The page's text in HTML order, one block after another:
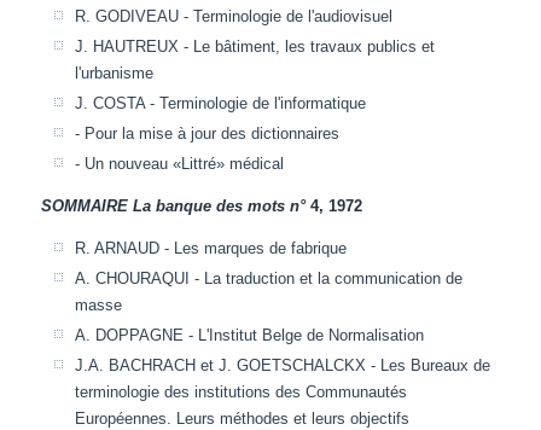
R. GODIVEAU - Terminologie de l'audiovisuel
J. HAUTREUX - Le bâtiment, les travaux publics et
l'urbanisme
J. COSTA - Terminologie de l'informatique
- Pour la mise à jour des dictionnaires
- Un nouveau «Littré» médical
SOMMAIRELa banque des mots n°4, 1972
R. ARNAUD - Les marques de fabrique
A. CHOURAQUI - La traduction et la communication de
masse
A. DOPPAGNE - L'Institut Belge de Normalisation
J.A. BACHRACH et J. GOETSCHALCKX - Les Bureaux de
terminologie des institutions des Communautés
Européennes. Leurs méthodes et leurs objectifs